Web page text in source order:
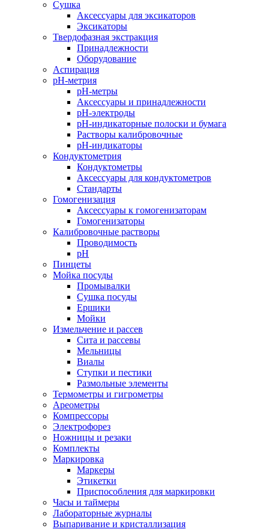
Сушка
Аксессуары для эксикаторов
Эксикаторы
Твердофазная экстракция
Принадлежности
Оборудование
Аспирация
pH-метрия
pH-метры
Аксессуары и принадлежности
pH-электроды
pH-индикаторные полоски и бумага
Растворы калибровочные
pH-индикаторы
Кондуктометрия
Кондуктометры
Аксессуары для кондуктометров
Стандарты
Гомогенизация
Аксессуары к гомогенизаторам
Гомогенизаторы
Калибровочные растворы
Проводимость
pH
Пинцеты
Мойка посуды
Промывалки
Сушка посуды
Ершики
Мойки
Измельчение и рассев
Сита и рассевы
Мельницы
Виалы
Ступки и пестики
Размольные элементы
Термометры и гигрометры
Ареометры
Компрессоры
Электрофорез
Ножницы и резаки
Комплекты
Маркировка
Маркеры
Этикетки
Приспособления для маркировки
Часы и таймеры
Лабораторные журналы
Выпаривание и кристаллизация